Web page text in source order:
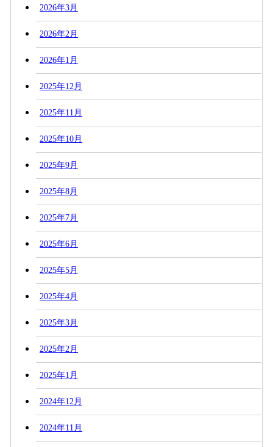
2026年3月
2026年2月
2026年1月
2025年12月
2025年11月
2025年10月
2025年9月
2025年8月
2025年7月
2025年6月
2025年5月
2025年4月
2025年3月
2025年2月
2025年1月
2024年12月
2024年11月